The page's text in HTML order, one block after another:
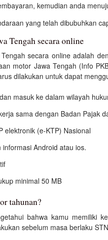
kemudian anda
yang telah dibubuhkan
Tengah secara online
secara online adalah
motor Jawa Tengah (Info
dilakukan untuk dapat
masuk ke dalam wilayah
sama dengan Badan Pajak
elektronik (e-KTP) Nasional
Android atau ios.
minimal 50 MB
tahunan?
bahwa kamu memiliki
sebelum masa berlaku